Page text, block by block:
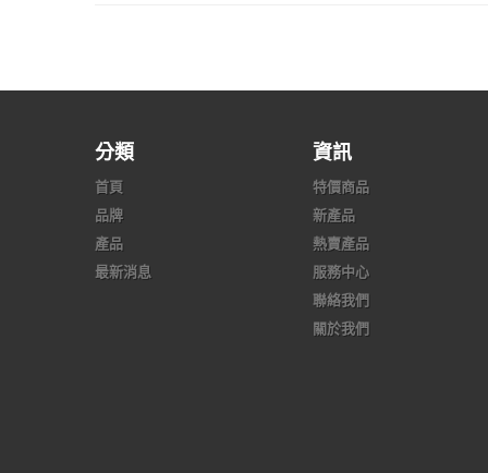
分類
首頁
品牌
產品
最新消息
資訊
特價商品
新產品
熱賣產品
服務中心
聯絡我們
關於我們